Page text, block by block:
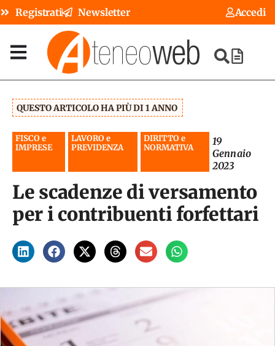
Registrati Newsletter Accedi
QUESTO ARTICOLO HA PIÙ DI 1 ANNO
FISCO e
IMPRESE
LAVORO e
PREVIDENZA
DIRITTO e
NORMATIVA
19
Gennaio
2023
Le scadenze di versamento
per i contribuenti forfettari